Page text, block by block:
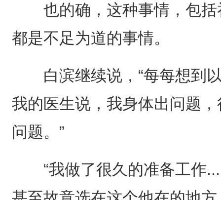
也的确，这种事情，包括
都是不足为道的事情。
白滨继续说，“每每想到以
我的医生说，我身体出问题
问题。”
“我做了很久的准备工作